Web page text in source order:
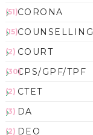
CORONA
(51)
COUNSELLING
(15)
COURT
(2)
CPS/GPF/TPF
(30)
CTET
(2)
DA
(3)
DEO
(2)